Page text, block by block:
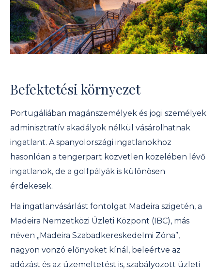
Befektetési környezet
Portugáliában magánszemélyek és jogi személyek
adminisztratív akadályok nélkül vásárolhatnak
ingatlant. A spanyolországi ingatlanokhoz
hasonlóan a tengerpart közvetlen közelében lévő
ingatlanok, de a golfpályák is különösen
érdekesek.
Ha ingatlanvásárlást fontolgat Madeira szigetén, a
Madeira Nemzetközi Üzleti Központ (IBC), más
néven „Madeira Szabadkereskedelmi Zóna”,
nagyon vonzó előnyöket kínál, beleértve az
adózást és az üzemeltetést is, szabályozott üzleti